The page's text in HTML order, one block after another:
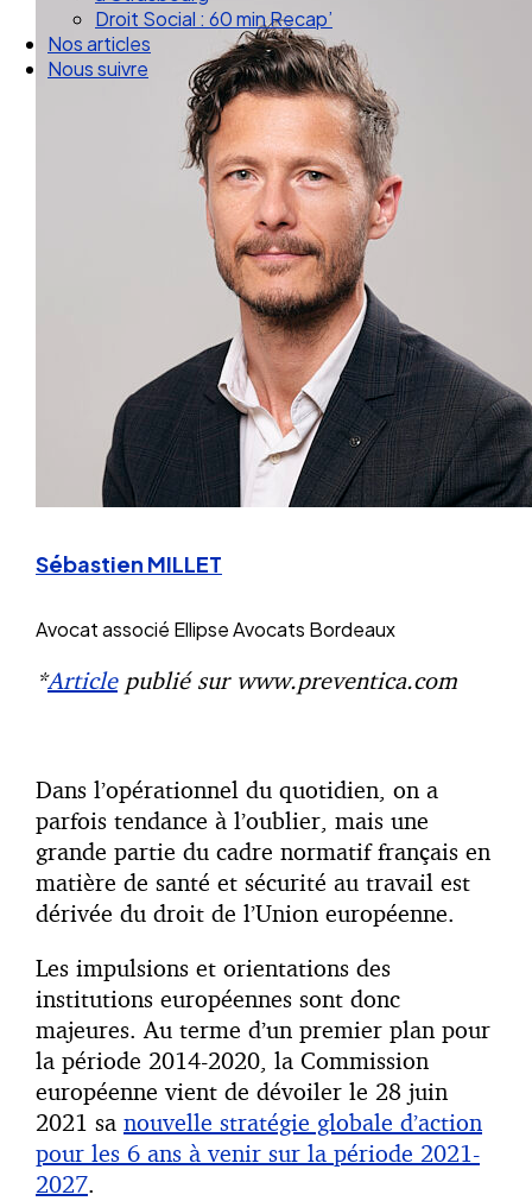
Nos articles
Nous suivre
Sébastien MILLET
Avocat associé Ellipse Avocats Bordeaux
*Articlepublié sur www.preventica.com
Dans l’opérationnel du quotidien, on a
parfois tendance à l’oublier, mais une
grande partie du cadre normatif français en
matière de santé et sécurité au travail est
dérivée du droit de l’Union européenne.
Les impulsions et orientations des
institutions européennes sont donc
majeures. Au terme d’un premier plan pour
la période 2014-2020, la Commission
européenne vient de dévoiler le 28 juin
2021 sa nouvelle stratégie globale d’action
pour les 6 ans à venir sur la période 2021-
2027.